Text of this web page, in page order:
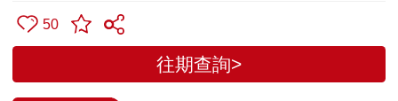
50
往期查詢>